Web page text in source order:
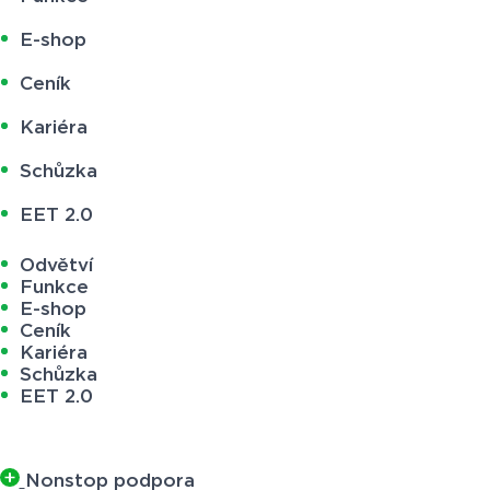
E-shop
Ceník
Kariéra
Schůzka
EET 2.0
Odvětví
Funkce
E-shop
Ceník
Kariéra
Schůzka
EET 2.0
Nonstop podpora